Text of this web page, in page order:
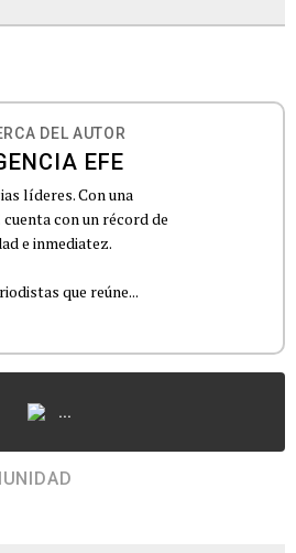
DEL AUTOR
EFE
líderes. Con una
con un récord de
e inmediatez.
que reúne...
...